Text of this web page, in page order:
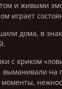
и живыми
играет
дома, в
с криком
на